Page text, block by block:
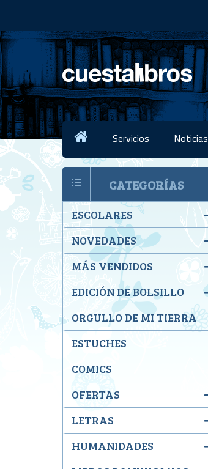
Servicios Noticias
CATEGORÍAS
ESCOLARES
NOVEDADES
MÁS VENDIDOS
EDICIÓN DE BOLSILLO
ORGULLO DE MI TIERRA
ESTUCHES
COMICS
OFERTAS
LETRAS
HUMANIDADES